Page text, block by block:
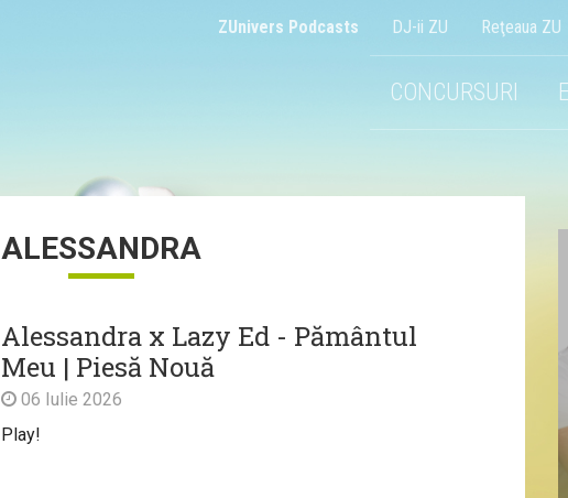
ZUnivers Podcasts DJ-ii ZU Reţeaua ZU
CONCURSURI
ALESSANDRA
Alessandra x Lazy Ed - Pământul
Meu | Piesă Nouă
06 Iulie 2026
Play!